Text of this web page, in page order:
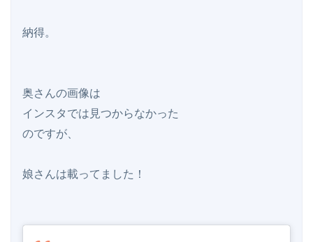
納得。
奥さんの画像は
インスタでは見つからなかった
のですが、
娘さんは載ってました！